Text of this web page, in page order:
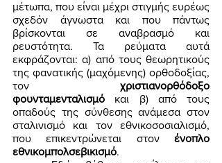
μέτωπα, που είναι μέχρι στιγμής ευρέως
σχεδόν άγνωστα και που πάντως
βρίσκονται σε αναβρασμό και
ρευστότητα. Τα ρεύματα αυτά
εκφράζονται: α) από τους θεωρητικούς
της φανατικής (μαχόμενης) ορθοδοξίας,
τον χριστιανορθόδοξο
φουνταμενταλισμό και β) από τους
οπαδούς της σύνθεσης ανάμεσα στον
σταλινισμό και τον εθνικοσοσιαλισμό,
που επικεντρώνεται στον ένοπλο
εθνικομπολσεβικισμό.